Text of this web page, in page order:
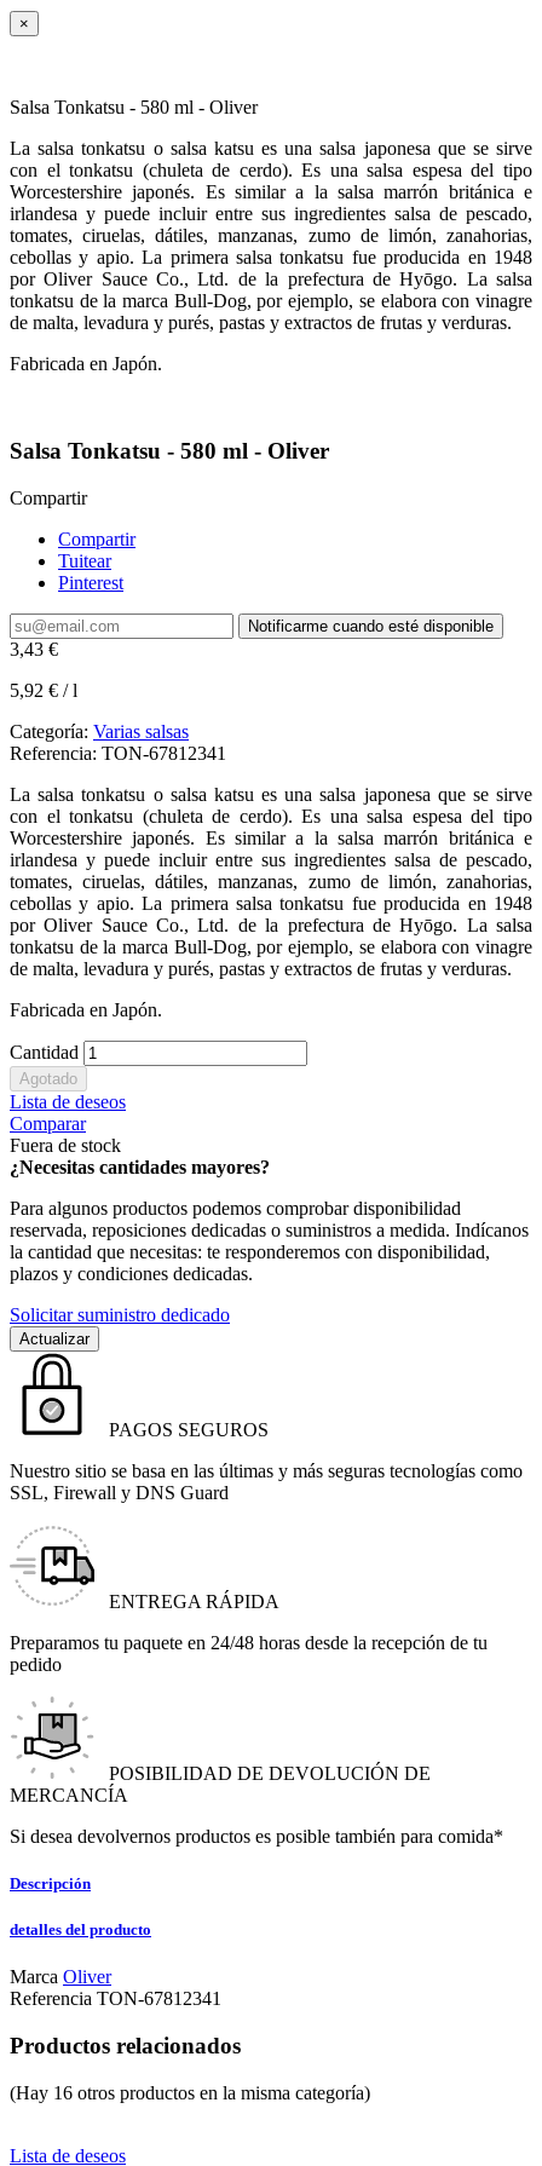
×
Salsa Tonkatsu - 580 ml - Oliver
La salsa tonkatsu o salsa katsu es una salsa japonesa que se sirve
con el tonkatsu (chuleta de cerdo). Es una salsa espesa del tipo
Worcestershire japonés. Es similar a la salsa marrón británica e
irlandesa y puede incluir entre sus ingredientes salsa de pescado,
tomates, ciruelas, dátiles, manzanas, zumo de limón, zanahorias,
cebollas y apio. La primera salsa tonkatsu fue producida en 1948
por Oliver Sauce Co., Ltd. de la prefectura de Hyōgo. La salsa
tonkatsu de la marca Bull-Dog, por ejemplo, se elabora con vinagre
de malta, levadura y purés, pastas y extractos de frutas y verduras.
Fabricada en Japón.
Salsa Tonkatsu - 580 ml - Oliver
Compartir
Compartir
Tuitear
Pinterest
Notificarme cuando esté disponible
3,43 €
5,92 € / l
Categoría: Varias salsas
Referencia: TON-67812341
La salsa tonkatsu o salsa katsu es una salsa japonesa que se sirve
con el tonkatsu (chuleta de cerdo). Es una salsa espesa del tipo
Worcestershire japonés. Es similar a la salsa marrón británica e
irlandesa y puede incluir entre sus ingredientes salsa de pescado,
tomates, ciruelas, dátiles, manzanas, zumo de limón, zanahorias,
cebollas y apio. La primera salsa tonkatsu fue producida en 1948
por Oliver Sauce Co., Ltd. de la prefectura de Hyōgo. La salsa
tonkatsu de la marca Bull-Dog, por ejemplo, se elabora con vinagre
de malta, levadura y purés, pastas y extractos de frutas y verduras.
Fabricada en Japón.
Cantidad
Agotado
Lista de deseos
Comparar
Fuera de stock
¿Necesitas cantidades mayores?
Para algunos productos podemos comprobar disponibilidad
reservada, reposiciones dedicadas o suministros a medida. Indícanos
la cantidad que necesitas: te responderemos con disponibilidad,
plazos y condiciones dedicadas.
Solicitar suministro dedicado
PAGOS SEGUROS
Nuestro sitio se basa en las últimas y más seguras tecnologías como
SSL, Firewall y DNS Guard
ENTREGA RÁPIDA
Preparamos tu paquete en 24/48 horas desde la recepción de tu
pedido
POSIBILIDAD DE DEVOLUCIÓN DE
MERCANCÍA
Si desea devolvernos productos es posible también para comida*
Descripción
detalles del producto
Marca Oliver
Referencia TON-67812341
Productos relacionados
(Hay 16 otros productos en la misma categoría)
Lista de deseos